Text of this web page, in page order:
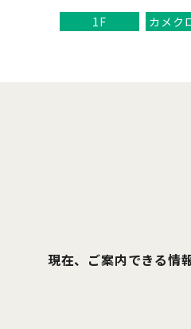
1F
カメク
現在、ご案内できる情